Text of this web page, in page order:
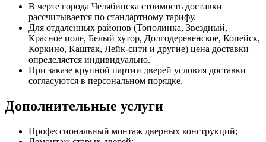
В черте города Челябинска стоимость доставки
рассчитывается по стандартному тарифу.
Для отдаленных районов (Тополинка, Звездный,
Красное поле, Белый хутор, Долгодеревенское, Копейск,
Коркино, Каштак, Лейк-сити и другие) цена доставки
определяется индивидуально.
При заказе крупной партии дверей условия доставки
согласуются в персональном порядке.
Дополнительные услуги
Профессиональный монтаж дверных конструкций;